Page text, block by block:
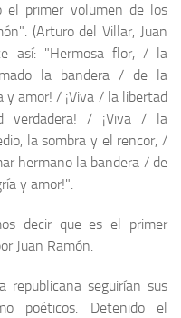
el primer volumen de los
(Arturo del Villar, Juan
así: "Hermosa flor, / la
la bandera / de la
y amor! / ¡Viva / la libertad
verdadera! / ¡Viva / la
la sombra y el rencor, /
hermano la bandera / de
y amor!".
decir que es el primer
Juan Ramón.
seguirían sus
poéticos. Detenido el